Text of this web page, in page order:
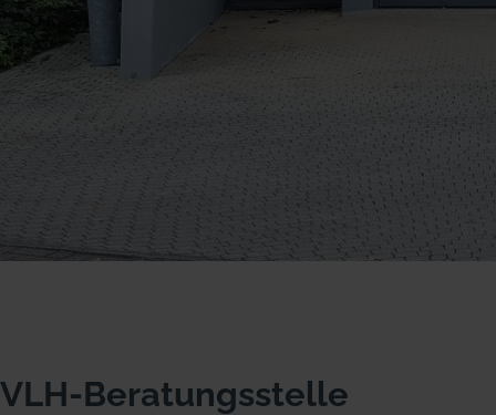
VLH-Beratungsstelle